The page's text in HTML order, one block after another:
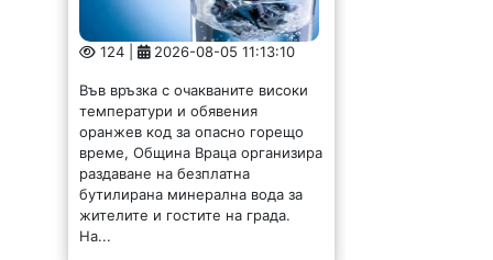
124 | 2026-08-05 11:13:10
Във връзка с очакваните високи
температури и обявения
оранжев код за опасно горещо
време, Община Враца организира
раздаване на безплатна
бутилирана минерална вода за
жителите и гостите на града.
На...